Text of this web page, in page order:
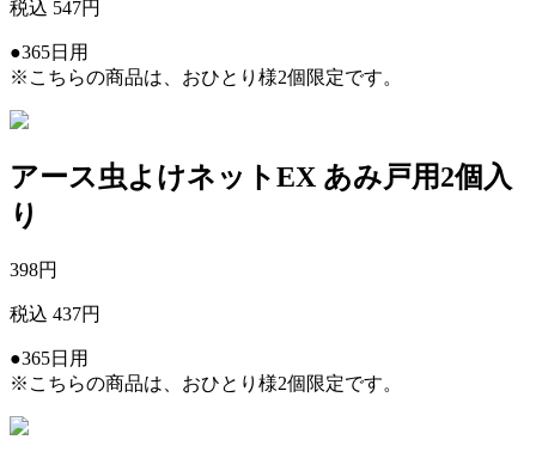
税込 547円
●365日用
※こちらの商品は、おひとり様2個限定です。
アース虫よけネットEX あみ戸用2個入
り
398円
税込 437円
●365日用
※こちらの商品は、おひとり様2個限定です。